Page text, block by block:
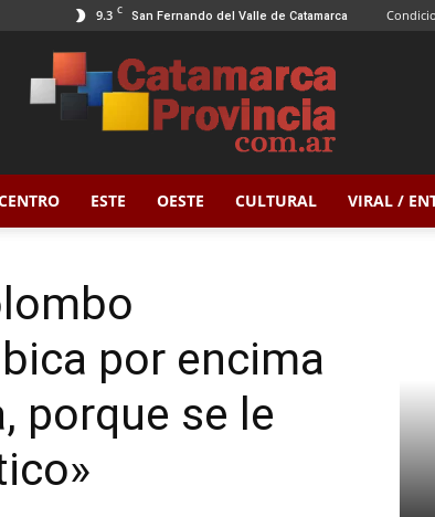
9.3 C San Fernando del Valle de Catamarca
Catamarca
Provincia
ESTE OESTE CULTURAL VIRAL /
por encima
porque se le